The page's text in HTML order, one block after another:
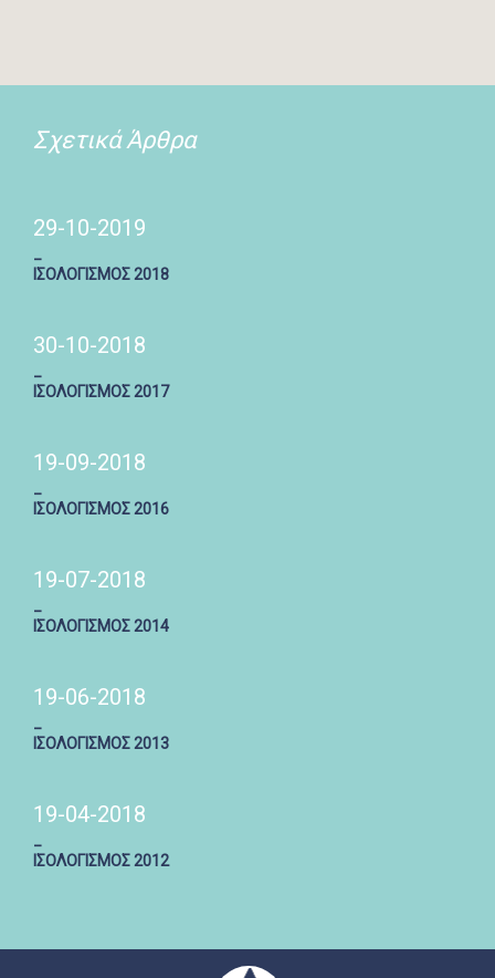
Σχετικά Άρθρα
29-10-2019
ΙΣΟΛΟΓΙΣΜΟΣ 2018
30-10-2018
ΙΣΟΛΟΓΙΣΜΟΣ 2017
19-09-2018
ΙΣΟΛΟΓΙΣΜΟΣ 2016
19-07-2018
ΙΣΟΛΟΓΙΣΜΟΣ 2014
19-06-2018
ΙΣΟΛΟΓΙΣΜΟΣ 2013
19-04-2018
ΙΣΟΛΟΓΙΣΜΟΣ 2012